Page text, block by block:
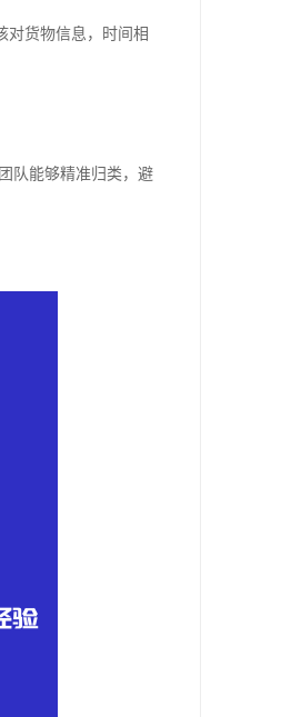
对货物信息，时间相
队能够精准归类，避